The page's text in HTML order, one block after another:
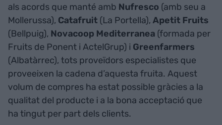
als acords que manté amb Nufresco (amb seu a
Mollerussa), Catafruit (La Portella), Apetit Fruits
(Bellpuig), Novacoop Mediterranea (formada per
Fruits de Ponent i ActelGrup) i Greenfarmers
(Albatàrrec), tots proveïdors especialistes que
proveeixen la cadena d’aquesta fruita. Aquest
volum de compres ha estat possible gràcies a la
qualitat del producte i a la bona acceptació que
ha tingut per part dels clients.